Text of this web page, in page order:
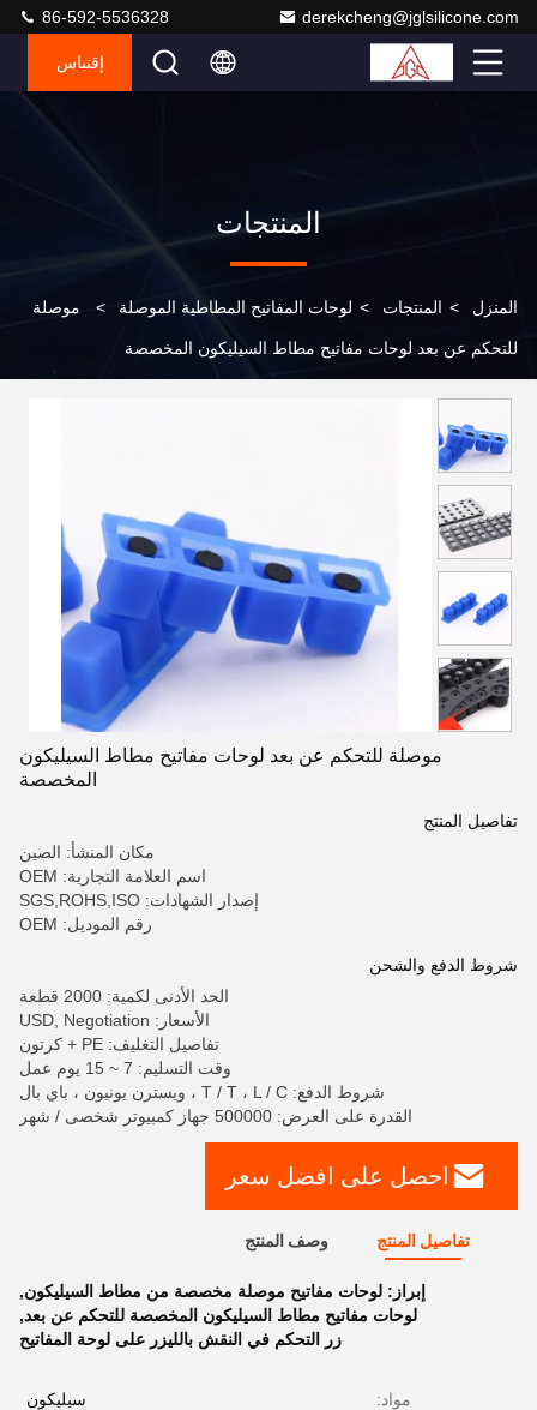
derekcheng@jglsilicone.com
86-592-5536328
إقتباس
المنتجات
المنزل > المنتجات > لوحات المفاتيح المطاطية الموصلة > موصلة
للتحكم عن بعد لوحات مفاتيح مطاط السيليكون المخصصة
موصلة للتحكم عن بعد لوحات مفاتيح مطاط السيليكون
المخصصة
تفاصيل المنتج
مكان المنشأ: الصين
اسم العلامة التجارية: OEM
إصدار الشهادات: SGS,ROHS,ISO
رقم الموديل: OEM
شروط الدفع والشحن
الحد الأدنى لكمية: 2000 قطعة
الأسعار: USD, Negotiation
تفاصيل التغليف: PE + كرتون
وقت التسليم: 7 ~ 15 يوم عمل
شروط الدفع: T / T ، L / C ، ويسترن يونيون ، باي بال
القدرة على العرض: 500000 جهاز كمبيوتر شخصى / شهر
احصل على افضل سعر
تفاصيل المنتج وصف المنتج
إبراز: لوحات مفاتيح موصلة مخصصة من مطاط السيليكون,
لوحات مفاتيح مطاط السيليكون المخصصة للتحكم عن بعد,
زر التحكم في النقش بالليزر على لوحة المفاتيح
مواد: سيليكون